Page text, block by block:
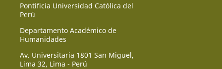
Pontificia Universidad Católica del
Perú
Departamento Académico de
Humanidades
Av. Universitaria 1801 San Miguel,
Lima 32, Lima - Perú